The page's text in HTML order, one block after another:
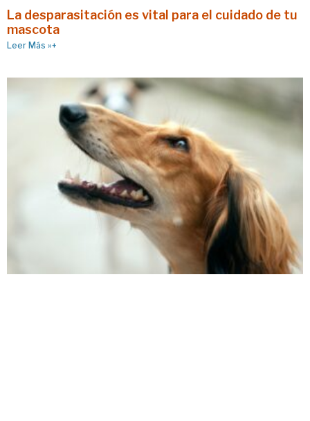
La desparasitación es vital para el cuidado de tu
mascota
Leer Más »+